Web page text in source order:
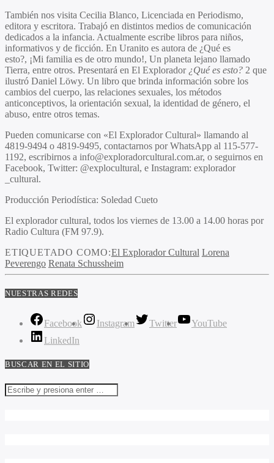
También nos visita Cecilia Blanco, Licenciada en Periodismo,
editora y escritora. Trabajó en distintos medios de comunicación
dedicados a la infancia. Actualmente escribe libros para niños,
informativos y de ficción. En Uranito es autora de ¿Qué es
esto?, ¡Mi familia es de otro mundo!, Un planeta lejano llamado
Tierra, entre otros. Presentará en El Explorador ¿Qué es esto? 2 que
ilustró Daniel Löwy. Un libro que brinda información sobre los
cambios del cuerpo, las relaciones sexuales, los métodos
anticonceptivos, la orientación sexual, la identidad de género, el
abuso, entre otros temas.
Pueden comunicarse con «El Explorador Cultural» llamando al
4819-9494 o 4819-9495, contactarnos por WhatsApp al 115-577-
1192, escribirnos a info@exploradorcultural.com.ar, o seguirnos en
Facebook, Twitter: @explocultural, e Instagram: explorador
_cultural.
Producción Periodística: Soledad Cueto
El explorador cultural, todos los viernes de 13.00 a 14.00 horas por
Radio Cultura (FM 97.9).
ETIQUETADO COMO:El Explorador Cultural Lorena
Peverengo Renata Schussheim
NUESTRAS REDES
Facebook Instagram Twitter
YouTube
LinkedIn
BUSCAR EN EL SITIO